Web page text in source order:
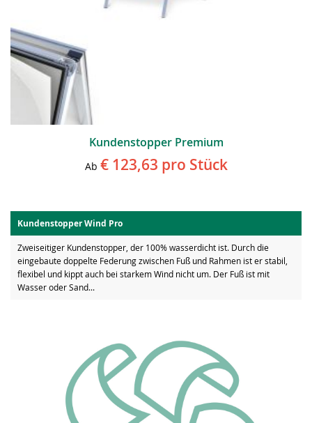
Kundenstopper Premium
Ab € 123,63 pro Stück
Kundenstopper Wind Pro
Zweiseitiger Kundenstopper, der 100% wasserdicht ist. Durch die
eingebaute doppelte Federung zwischen Fuß und Rahmen ist er stabil,
flexibel und kippt auch bei starkem Wind nicht um. Der Fuß ist mit
Wasser oder Sand...